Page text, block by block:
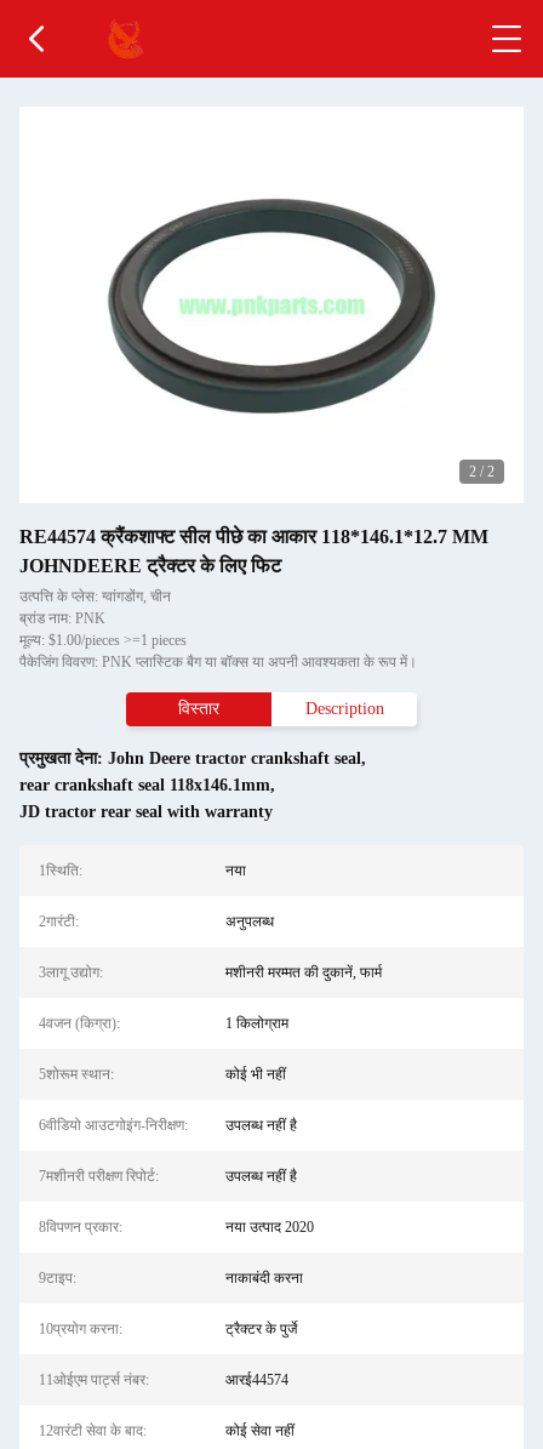
2 / 2
RE44574 क्रैंकशाफ्ट सील पीछे का आकार 118*146.1*12.7 MM
JOHNDEERE ट्रैक्टर के लिए फिट
उत्पत्ति के प्लेस: ग्वांगडोंग, चीन
ब्रांड नाम: PNK
मूल्य: $1.00/pieces >=1 pieces
पैकेजिंग विवरण: PNK प्लास्टिक बैग या बॉक्स या अपनी आवश्यकता के रूप में।
विस्तार Description
प्रमुखता देना: John Deere tractor crankshaft seal,
rear crankshaft seal 118x146.1mm,
JD tractor rear seal with warranty
1स्थि‍ति: नया
2गारंटी: अनुपलब्ध
3लागू उद्योग: मशीनरी मरम्मत की दुकानें, फार्म
4वजन (किग्रा): 1 किलोग्राम
5शोरूम स्थान: कोई भी नहीं
6वीडियो आउटगोइंग-निरीक्षण: उपलब्ध नहीं है
7मशीनरी परीक्षण रिपोर्ट: उपलब्ध नहीं है
8विपणन प्रकार: नया उत्पाद 2020
9टाइप: नाकाबंदी करना
10प्रयोग करना: ट्रैक्टर के पुर्जे
11ओईएम पार्ट्स नंबर: आरई44574
12वारंटी सेवा के बाद: कोई सेवा नहीं